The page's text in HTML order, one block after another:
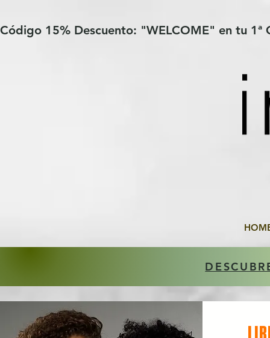
Código 15% Descuento: "WELCOME" en tu 1ª